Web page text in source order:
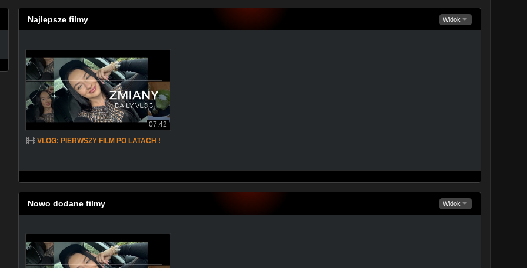
Widok
Najlepsze filmy
07:42
VLOG: PIERWSZY FILM PO LATACH !
Widok
Nowo dodane filmy